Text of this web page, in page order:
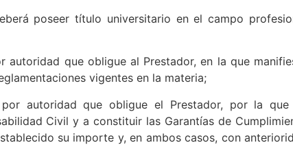
poseer título universitario en el campo
autoridad que obligue al Prestador, en la que
vigentes en la materia;
autoridad que obligue el Prestador, por la que
Civil y a constituir las Garantías de
su importe y, en ambos casos, con